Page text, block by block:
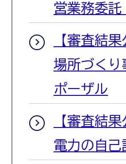
営業務委託
【審査結
場所づくり
ポーザル
【審査結
電力の自己